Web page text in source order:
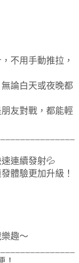
不用手動推拉，
論白天或夜晚都
友對戰，都能輕
連續發射💦
體驗更加升級！
趣～